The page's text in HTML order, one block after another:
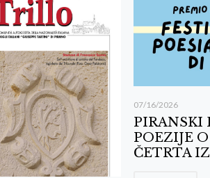
07/16/2026
PIRANSKI
POEZIJE
ČETRTA